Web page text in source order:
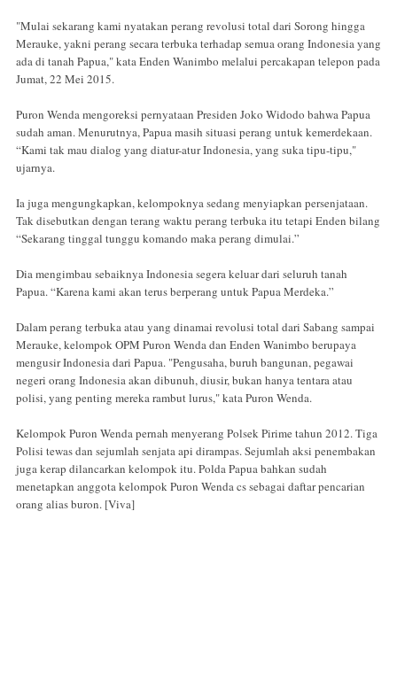
"Mulai sekarang kami nyatakan perang revolusi total dari Sorong hingga
Merauke, yakni perang secara terbuka terhadap semua orang Indonesia yang
ada di tanah Papua," kata Enden Wanimbo melalui percakapan telepon pada
Jumat, 22 Mei 2015.
Puron Wenda mengoreksi pernyataan Presiden Joko Widodo bahwa Papua
sudah aman. Menurutnya, Papua masih situasi perang untuk kemerdekaan.
“Kami tak mau dialog yang diatur-atur Indonesia, yang suka tipu-tipu,"
ujarnya.
Ia juga mengungkapkan, kelompoknya sedang menyiapkan persenjataan.
Tak disebutkan dengan terang waktu perang terbuka itu tetapi Enden bilang
“Sekarang tinggal tunggu komando maka perang dimulai.”
Dia mengimbau sebaiknya Indonesia segera keluar dari seluruh tanah
Papua. “Karena kami akan terus berperang untuk Papua Merdeka.”
Dalam perang terbuka atau yang dinamai revolusi total dari Sabang sampai
Merauke, kelompok OPM Puron Wenda dan Enden Wanimbo berupaya
mengusir Indonesia dari Papua. "Pengusaha, buruh bangunan, pegawai
negeri orang Indonesia akan dibunuh, diusir, bukan hanya tentara atau
polisi, yang penting mereka rambut lurus," kata Puron Wenda.
Kelompok Puron Wenda pernah menyerang Polsek Pirime tahun 2012. Tiga
Polisi tewas dan sejumlah senjata api dirampas. Sejumlah aksi penembakan
juga kerap dilancarkan kelompok itu. Polda Papua bahkan sudah
menetapkan anggota kelompok Puron Wenda cs sebagai daftar pencarian
orang alias buron. [Viva]